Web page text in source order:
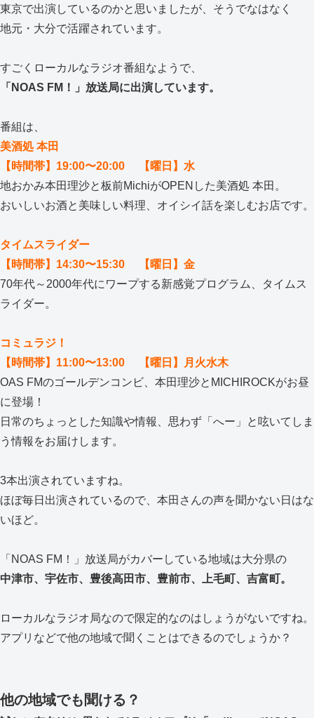
東京で出演しているのかと思いましたが、そうでなはなく
地元・大分で活躍されています。
すごくローカルなラジオ番組なようで、
「NOAS FM！」放送局に出演しています。
番組は、
美酒処 本田
【時間帯】19:00〜20:00 【曜日】水
地おかみ本田理沙と板前MichiがOPENした美酒処 本田。
おいしいお酒と美味しい料理、オイシイ話を楽しむお店です。
タイムスライダー
【時間帯】14:30〜15:30 【曜日】金
70年代～2000年代にワープする新感覚プログラム、タイムス
ライダー。
コミュラジ！
【時間帯】11:00〜13:00 【曜日】月火水木
OAS FMのゴールデンコンビ、本田理沙とMICHIROCKがお昼
に登場！
日常のちょっとした知識や情報、思わず「へー」と呟いてしま
う情報をお届けします。
3本出演されていますね。
ほぼ毎日出演されているので、本田さんの声を聞かない日はな
いほど。
「NOAS FM！」放送局がカバーしている地域は大分県の
中津市、宇佐市、豊後高田市、豊前市、上毛町、吉富町。
ローカルなラジオ局なので限定的なのはしょうがないですね。
アプリなどで他の地域で聞くことはできるのでしょうか？
他の地域でも聞ける？